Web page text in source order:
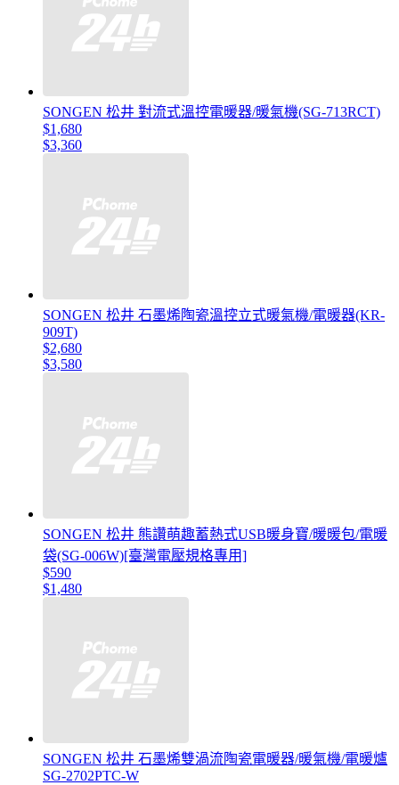
SONGEN 松井 對流式溫控電暖器/暖氣機(SG-713RCT)
$1,680
$3,360
SONGEN 松井 石墨烯陶瓷溫控立式暖氣機/電暖器(KR-
909T)
$2,680
$3,580
SONGEN 松井 熊讚萌趣蓄熱式USB暖身寶/暖暖包/電暖
袋(SG-006W)[臺灣電壓規格專用]
$590
$1,480
SONGEN 松井 石墨烯雙渦流陶瓷電暖器/暖氣機/電暖爐
SG-2702PTC-W